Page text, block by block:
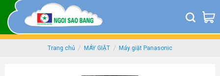
content
Trang chủ / MÁY GIẶT / Máy giặt Panasonic